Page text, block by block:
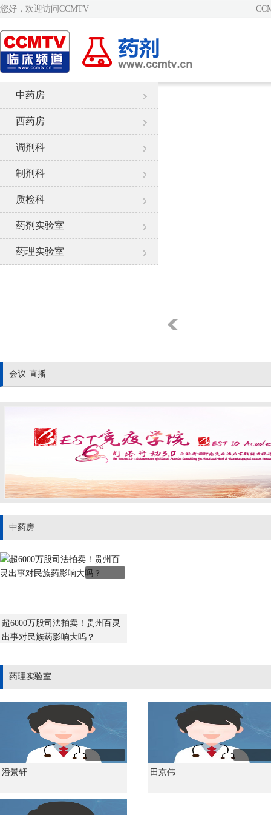
您好，欢迎访问CCMTV
中药房
西药房
调剂科
制剂科
质检科
药剂实验室
药理实验室
会议·直播
中药房
超6000万股司法拍卖！贵州百灵
出事对民族药影响大吗？
药理实验室
潘景轩 田京伟